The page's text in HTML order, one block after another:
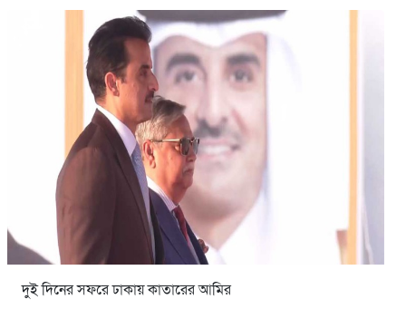
দুই দিনের সফরে ঢাকায় কাতারের আমির